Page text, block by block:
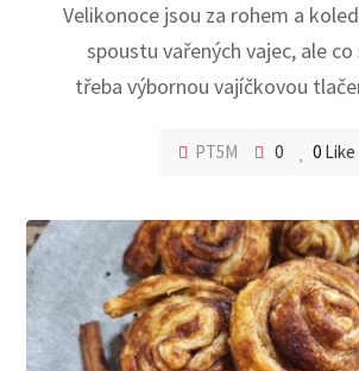
Velikonoce jsou za rohem a
spoustu vařených vajec, ale co
třeba výbornou vajíčkovou
PT5M 0 0Like